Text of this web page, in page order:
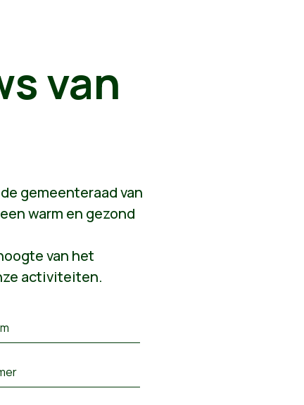
van
gemeenteraad van
warm en gezond
van het
activiteiten.